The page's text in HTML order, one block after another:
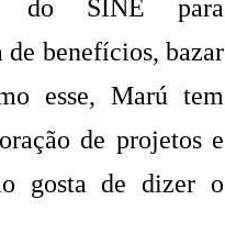
do SINE para
de benefícios, bazar
esse, Marú tem
de projetos e
gosta de dizer o